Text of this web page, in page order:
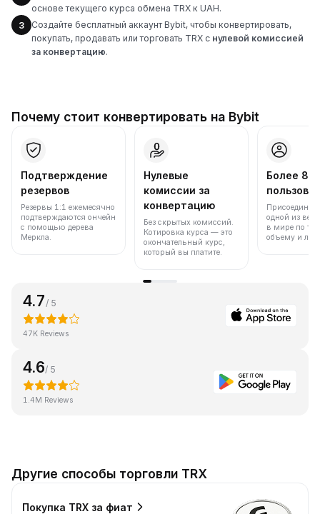
основе текущего курса обмена TRX к UAH.
3
Создайте бесплатный аккаунт Bybit, чтобы конвертировать,
покупать, продавать или торговать TRX с нулевой комиссией
за конвертацию.
Почему стоит конвертировать на Bybit
Подтверждение
резервов
Резервы 1:1 ежемесячно
подтверждаются ончейн
с помощью дерева
Меркла.
Нулевые
комиссии за
конвертацию
Без скрытых комиссий.
Котировка курса — это
окончательный курс,
который вы платите.
Более 86
одной из
в мире по
объему и
4.7 / 5
47K Reviews
4.6/ 5
1.4M Reviews
Другие способы торговли TRX
Покупка TRX за фиат